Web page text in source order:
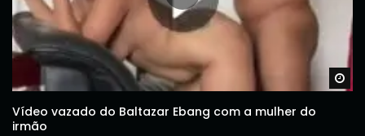
Vídeo vazado do Baltazar Ebang com a mulher do
irmão